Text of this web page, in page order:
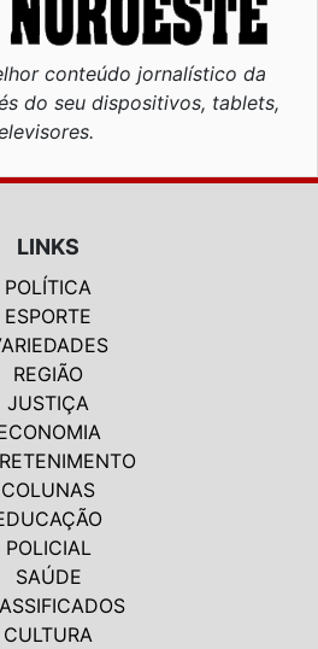
conteúdo jornalístico da
do seu dispositivos, tablets,
LINKS
POLÍTICA
ESPORTE
REGIÃO
JUSTIÇA
COLUNAS
POLICIAL
SAÚDE
CULTURA